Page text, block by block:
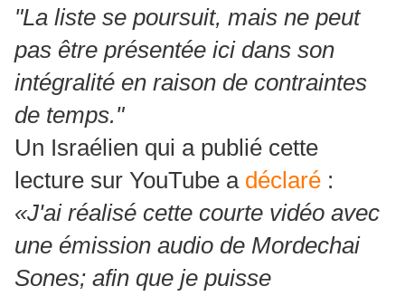
"La liste se poursuit, mais ne peut
pas être présentée ici dans son
intégralité en raison de contraintes
de temps."
Un Israélien qui a publié cette
lecture sur YouTube a déclaré :
«J'ai réalisé cette courte vidéo avec
une émission audio de Mordechai
Sones; afin que je puisse